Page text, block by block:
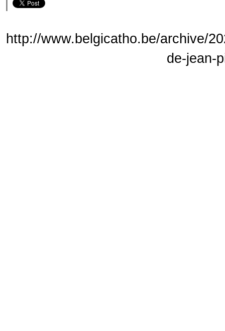
http://www.belgicatho.be/archive/
de-jean-